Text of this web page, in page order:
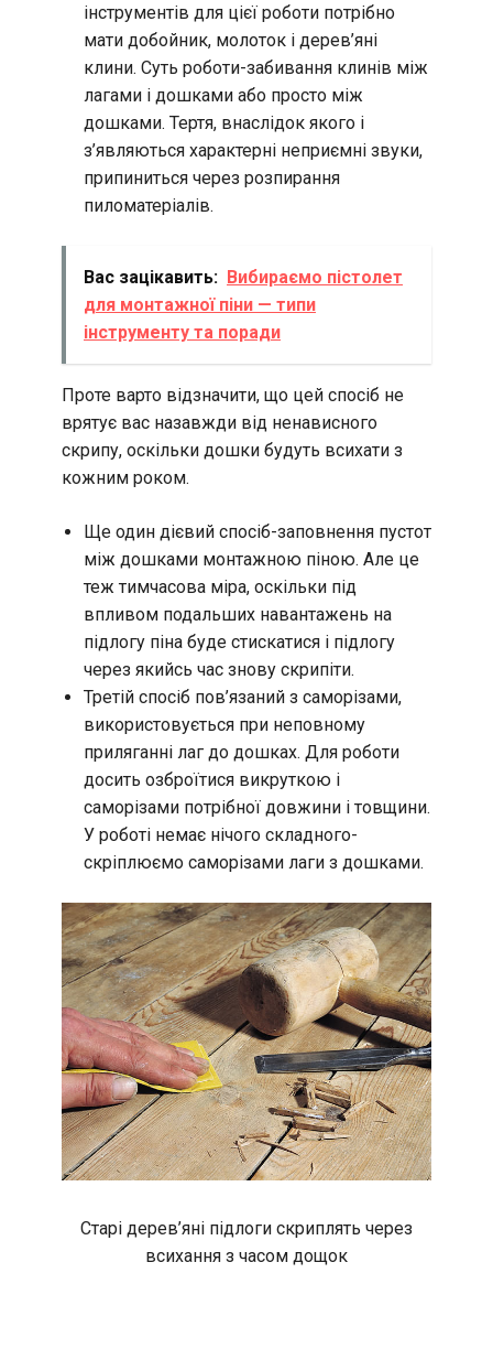
інструментів для цієї роботи потрібно
мати добойник, молоток і дерев’яні
клини. Суть роботи-забивання клинів між
лагами і дошками або просто між
дошками. Тертя, внаслідок якого і
з’являються характерні неприємні звуки,
припиниться через розпирання
пиломатеріалів.
Вас зацікавить: Вибираємо пістолет
для монтажної піни — типи
інструменту та поради
Проте варто відзначити, що цей спосіб не
врятує вас назавжди від ненависного
скрипу, оскільки дошки будуть всихати з
кожним роком.
Ще один дієвий спосіб-заповнення пустот
між дошками монтажною піною. Але це
теж тимчасова міра, оскільки під
впливом подальших навантажень на
підлогу піна буде стискатися і підлогу
через якийсь час знову скрипіти.
Третій спосіб пов’язаний з саморізами,
використовується при неповному
приляганні лаг до дошках. Для роботи
досить озброїтися викруткою і
саморізами потрібної довжини і товщини.
У роботі немає нічого складного-
скріплюємо саморізами лаги з дошками.
Старі дерев’яні підлоги скриплять через
всихання з часом дощок